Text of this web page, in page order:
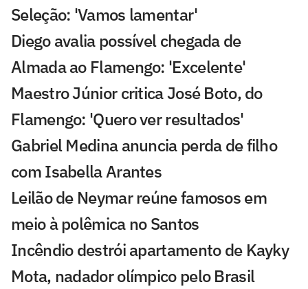
Seleção: 'Vamos lamentar'
Diego avalia possível chegada de
Almada ao Flamengo: 'Excelente'
Maestro Júnior critica José Boto, do
Flamengo: 'Quero ver resultados'
Gabriel Medina anuncia perda de filho
com Isabella Arantes
Leilão de Neymar reúne famosos em
meio à polêmica no Santos
Incêndio destrói apartamento de Kayky
Mota, nadador olímpico pelo Brasil